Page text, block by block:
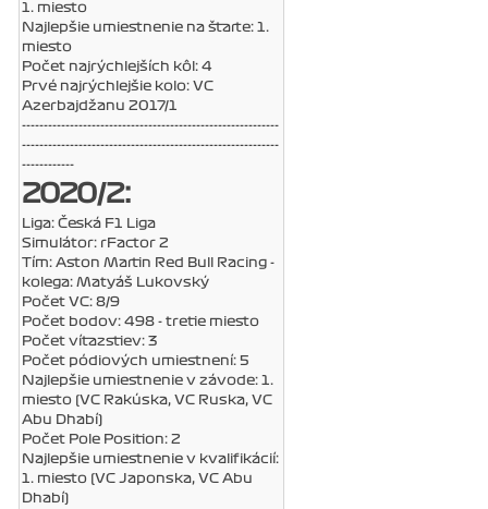
1. miesto
Najlepšie umiestnenie na štarte: 1.
miesto
Počet najrýchlejších kôl: 4
Prvé najrýchlejšie kolo: VC
Azerbajdžanu 2017/1
-----------------------------------------------------------
-----------------------------------------------------------
------------
2020/2:
Liga: Česká F1 Liga
Simulátor: rFactor 2
Tím: Aston Martin Red Bull Racing -
kolega: Matyáš Lukovský
Počet VC: 8/9
Počet bodov: 498 - tretie miesto
Počet víťazstiev: 3
Počet pódiových umiestnení: 5
Najlepšie umiestnenie v závode: 1.
miesto (VC Rakúska, VC Ruska, VC
Abu Dhabí)
Počet Pole Position: 2
Najlepšie umiestnenie v kvalifikácií:
1. miesto (VC Japonska, VC Abu
Dhabí)